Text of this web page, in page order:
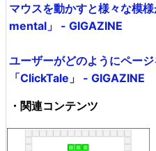
マウスを動かすと様々な模
mental」 - GIGAZINE
ユーザーがどのようにペー
「ClickTale」 - GIGAZINE
・関連コンテンツ